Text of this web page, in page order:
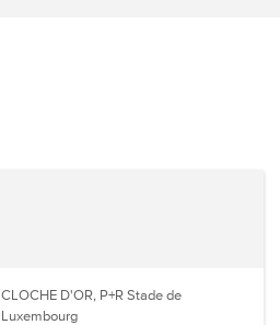
CLOCHE D'OR, P+R Stade de
Luxembourg